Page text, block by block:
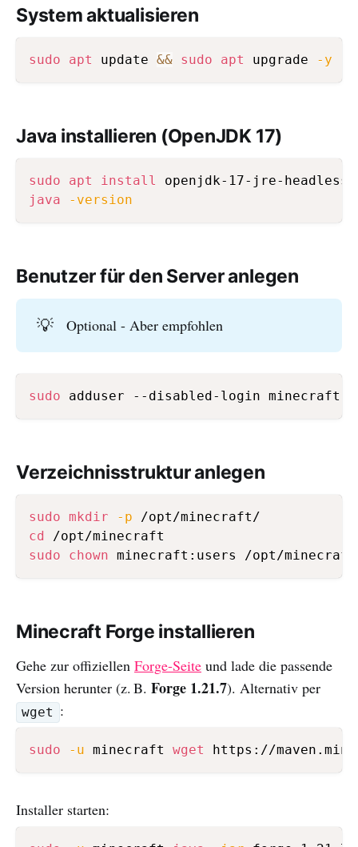
System aktualisieren
sudo apt update && sudo apt upgrade -y
Java installieren (OpenJDK 17)
sudo apt install openjdk-17-jre-headless
java
-version
Benutzer für den Server anlegen
💡 Optional - Aber empfohlen
sudo
Verzeichnisstruktur anlegen
sudo mkdir -p
cd
sudo
chown minecraft:users /opt/
Minecraft Forge installieren
Gehe zur offiziellen Forge-Seite und lade die passende
Version herunter (z. B. Forge 1.21.7). Alternativ per
wget :
sudo -u minecraft wget
Installer starten: